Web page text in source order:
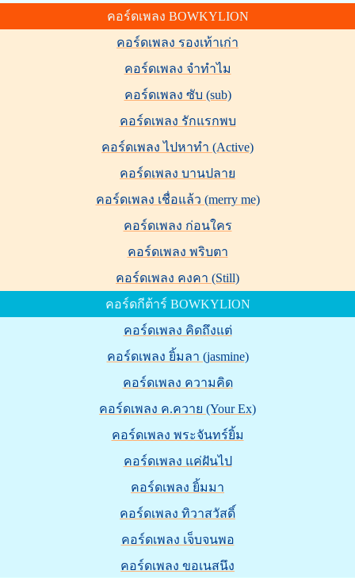
คอร์ดเพลง BOWKYLION
คอร์ดเพลง รองเท้าเก่า
คอร์ดเพลง จำทำไม
คอร์ดเพลง ซับ (sub)
คอร์ดเพลง รักแรกพบ
คอร์ดเพลง ไปหาทำ (Active)
คอร์ดเพลง บานปลาย
คอร์ดเพลง เชื่อแล้ว (merry me)
คอร์ดเพลง ก่อนใคร
คอร์ดเพลง พริบตา
คอร์ดเพลง คงคา (Still)
คอร์ดกีต้าร์ BOWKYLION
คอร์ดเพลง คิดถึงแต่
คอร์ดเพลง ยิ้มลา (jasmine)
คอร์ดเพลง ความคิด
คอร์ดเพลง ค.ควาย (Your Ex)
คอร์ดเพลง พระจันทร์ยิ้ม
คอร์ดเพลง แค่ฝันไป
คอร์ดเพลง ยิ้มมา
คอร์ดเพลง ทิวาสวัสดิ์
คอร์ดเพลง เจ็บจนพอ
คอร์ดเพลง ขอเนสนึง